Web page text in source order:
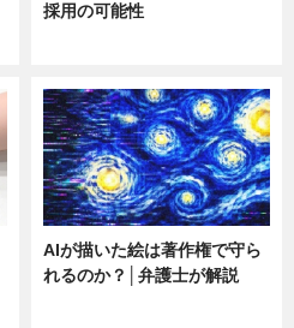
採用の可能性
AIが描いた絵は著作権で守ら
れるのか？│弁護士が解説